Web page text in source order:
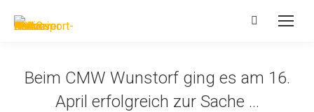
Search:
Beim CMW Wunstorf ging es am 16.
April erfolgreich zur Sache …